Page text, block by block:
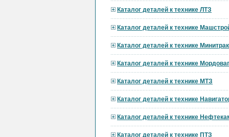
Каталог деталей к технике ЛТЗ
Каталог деталей к технике
Каталог деталей к технике
Каталог деталей к технике
Каталог деталей к технике МТЗ
Каталог деталей к технике
Каталог деталей к технике
Каталог деталей к технике ПТЗ